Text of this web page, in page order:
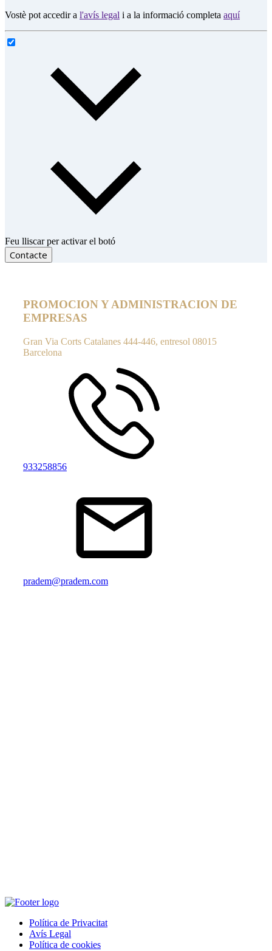
Vostè pot accedir a l'avís legal i a la informació completa aquí
Feu lliscar per activar el botó
Contacte
PROMOCION Y ADMINISTRACION DE
EMPRESAS
Gran Via Corts Catalanes 444-446, entresol 08015
Barcelona
933258856
pradem@pradem.com
Política de Privacitat
Avís Legal
Política de cookies